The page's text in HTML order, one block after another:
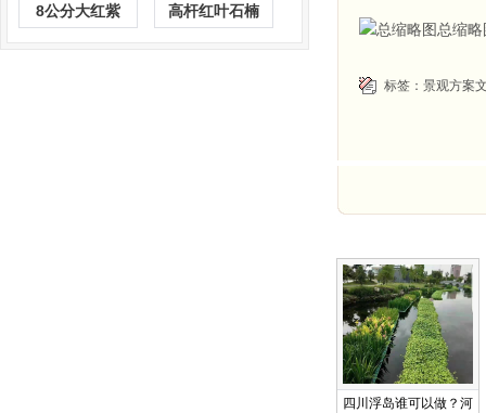
总缩略
标签： 景观方案
四川浮岛谁可以做？河
8公分大红紫 高杆红叶石楠